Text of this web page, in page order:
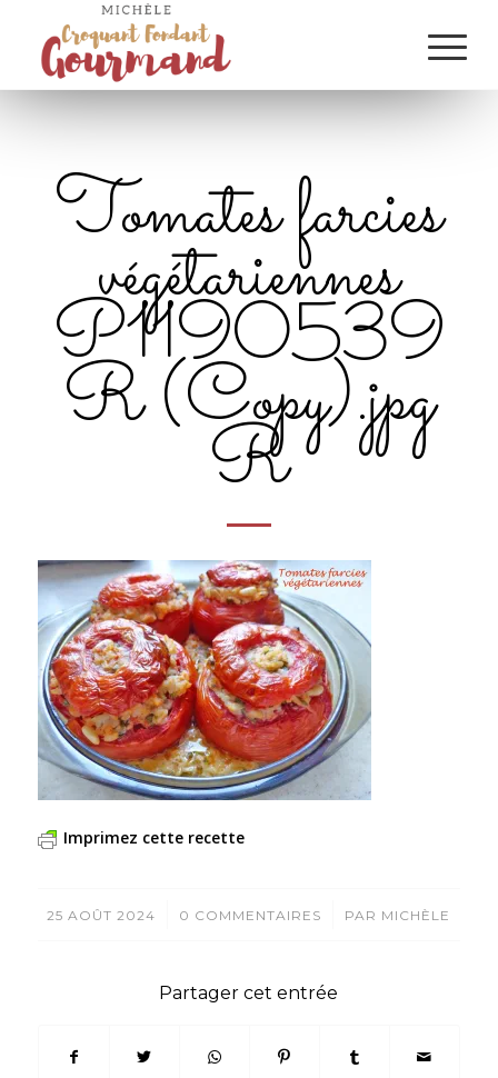
Tomates farcies
végétariennes
P1190539
R (Copy).jpg
R
Imprimez cette recette
25 AOÛT 2024
/ 0 COMMENTAIRES
/ PAR MICHÈLE
Partager cet entrée